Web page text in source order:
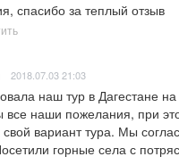
спасибо за теплый отзыв
2018.07.03 21:03
наш тур в Дагестане
все наши пожелания, при
вариант тура. Мы
горные села с